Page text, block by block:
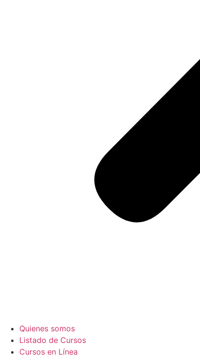
Quienes somos
Listado de Cursos
Cursos en Línea